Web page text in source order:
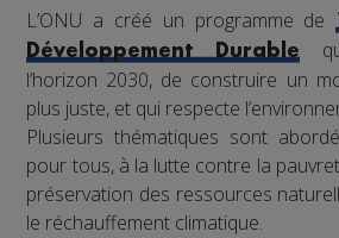
L’ONU a créé un programme de
Développement Durable
l’horizon 2030, de construire un
plus juste, et qui respecte
Plusieurs thématiques sont
pour tous, à la lutte contre la
préservation des ressources
le réchauffement climatique.